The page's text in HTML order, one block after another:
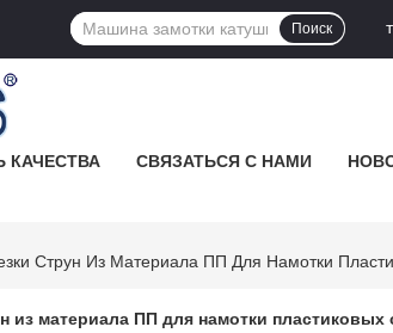
Поиск
КАЧЕСТВА СВЯЗАТЬСЯ С НАМИ
Струн Из Материала ПП Для Намотки
из материала ПП для намотки пластиковых